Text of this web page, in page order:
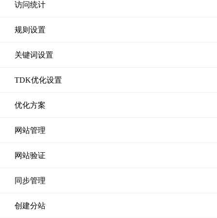
访问统计
规则设置
关键词设置
TDK优化设置
优化方案
网站管理
网站验证
同步管理
创建分站